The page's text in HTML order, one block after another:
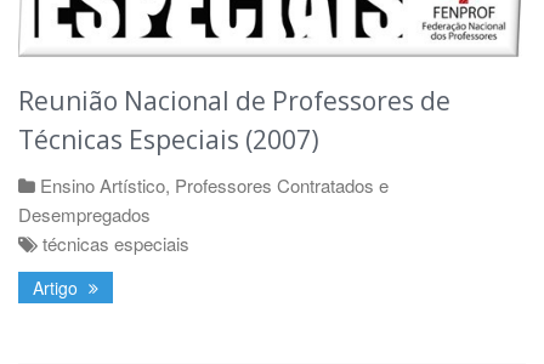
Reunião Nacional de Professores de
Técnicas Especiais (2007)
Ensino Artístico, Professores Contratados e
Desempregados
técnicas especiais
Artigo